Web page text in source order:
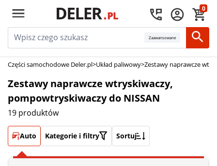
0
Zaawansowane
Części samochodowe Deler.pl>Układ paliwowy>Zestawy naprawcze
Zestawy naprawcze wtryskiwaczy,
pompowtryskiwaczy do NISSAN
19 produktów
Auto Kategorie i filtry Sortuj